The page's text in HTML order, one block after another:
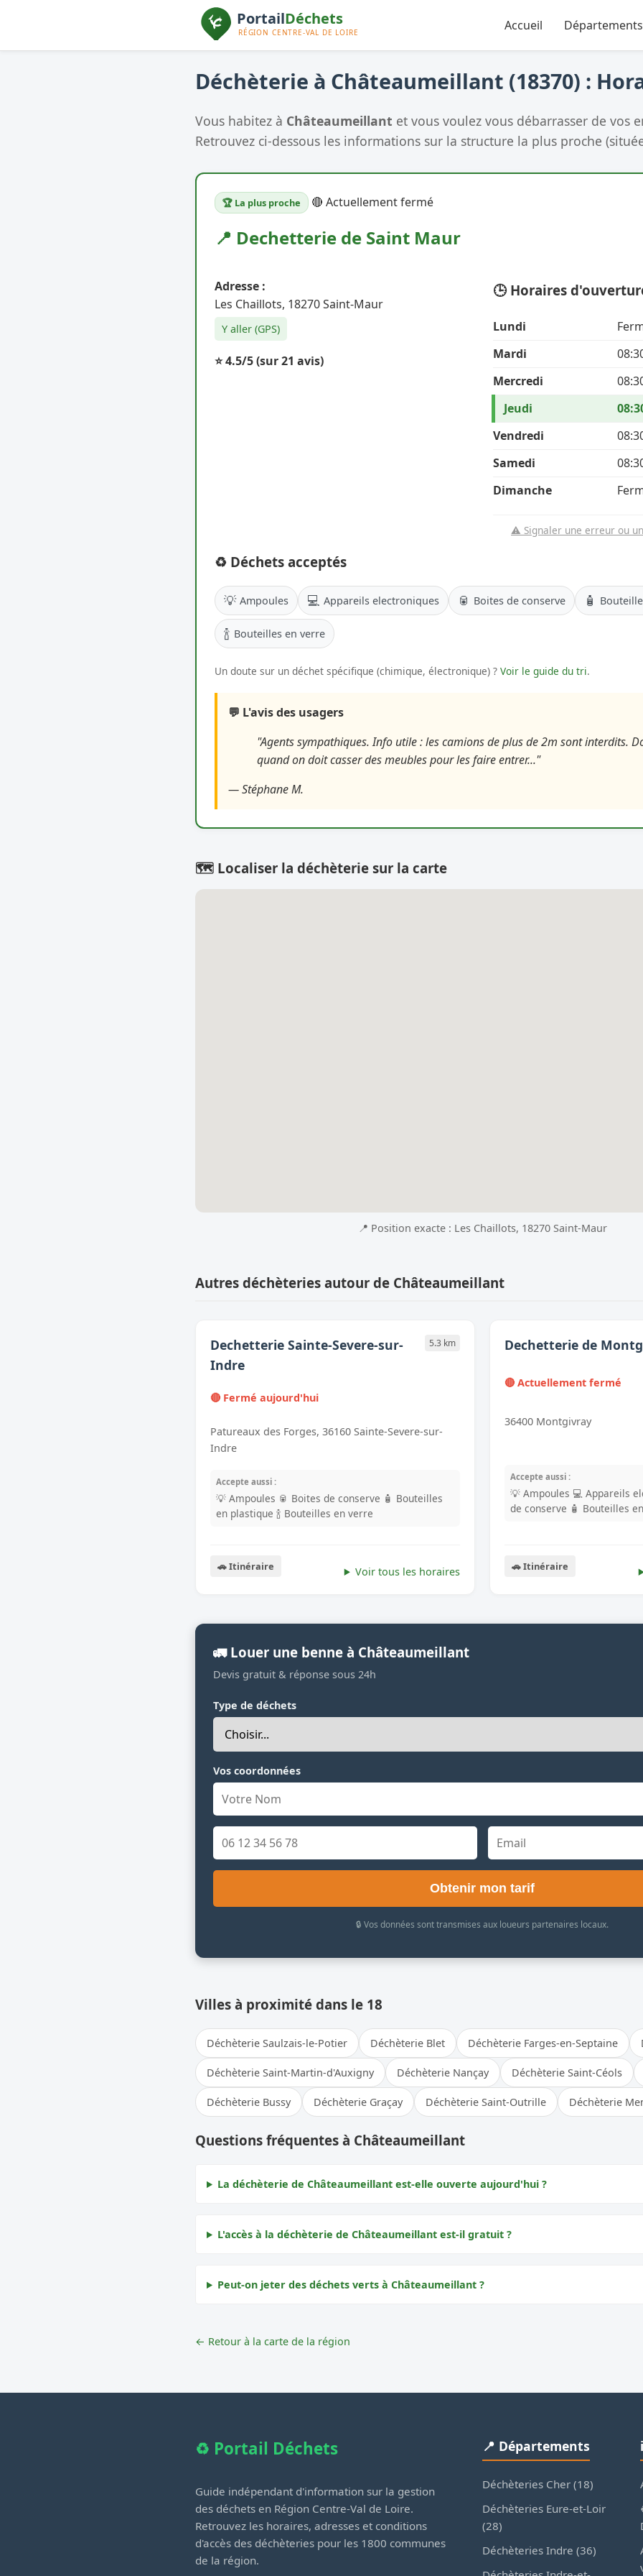
Accueil
Déchèterie à Châteaumeillant (18370) :
Vous habitez à Châteaumeillant et vous voulez vous débarrasser de vos
Retrouvez ci-dessous les informations sur la structure la plus proche
🏆 La plus proche 🔴 Actuellement fermé
📍 Dechetterie de Saint Maur
Adresse :
Les Chaillots, 18270 Saint-Maur
Y aller (GPS)
⭐ 4.5/5(sur 21 avis)
🕒 Horaires
Lundi
Mardi
Mercredi
Jeudi
Vendredi
Samedi
Dimanche
⚠️ Signaler une erreur ou
♻️ Déchets acceptés
💡 Ampoules 💻 Appareils electroniques 🥫 Boites de conserve 🧴
🍾 Bouteilles en verre
Un doute sur un déchet spécifique (chimique, électronique) ? Voir le guide du tri.
💬 L'avis des usagers
"Agents sympathiques. Info utile : les camions de plus de 2m sont interdits.
quand on doit casser des meubles pour les faire entrer..."
— Stéphane M.
🗺️ Localiser la déchèterie sur la carte
📍 Position exacte : Les Chaillots, 18270 Saint-Maur
Autres déchèteries autour de Châteaumeillant
Dechetterie Sainte-Severe-sur-
Indre
5.3 km
🔴 Fermé aujourd'hui
Patureaux des Forges, 36160 Sainte-Severe-sur-
Indre
Accepte aussi :
💡 Ampoules 🥫 Boites de conserve 🧴 Bouteilles
en plastique 🍾 Bouteilles en verre
🚗 Itinéraire Voir tous les horaires
Dechetterie de
🔴 Actuellement fermé
36400 Montgivray
Accepte aussi :
💡 Ampoules 💻 Appareils
de conserve 🧴 Bouteilles
🚗 Itinéraire
🚛 Louer une benne à Châteaumeillant
Devis gratuit & réponse sous 24h
Type de déchets
Vos coordonnées
Obtenir mon tarif
🔒 Vos données sont transmises aux loueurs partenaires locaux.
Villes à proximité dans le 18
Déchèterie Saulzais-le-Potier Déchèterie Blet Déchèterie Farges-en-Septaine
Déchèterie Saint-Martin-d'Auxigny Déchèterie Nançay Déchèterie Saint-Céols
Déchèterie Bussy Déchèterie Graçay Déchèterie Saint-Outrille Déchèterie
Questions fréquentes à Châteaumeillant
La déchèterie de Châteaumeillant est-elle ouverte aujourd'hui ?
L'accès à la déchèterie de Châteaumeillant est-il gratuit ?
Peut-on jeter des déchets verts à Châteaumeillant ?
← Retour à la carte de la région
♻️ Portail Déchets
Guide indépendant d'information sur la gestion
des déchets en Région Centre-Val de Loire.
Retrouvez les horaires, adresses et conditions
d'accès des déchèteries pour les 1800 communes
de la région.
📍 Départements
Déchèteries Cher (18)
Déchèteries Eure-et-Loir
(28)
Déchèteries Indre (36)